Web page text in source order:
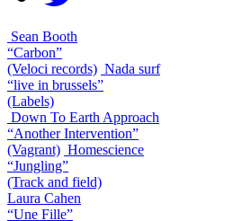
Sean Booth
“Carbon”
(Veloci records) Nada surf
“live in brussels”
(Labels)
Down To Earth Approach
“Another Intervention”
(Vagrant) Homescience
“Jungling”
(Track and field)
Laura Cahen
“Une Fille”